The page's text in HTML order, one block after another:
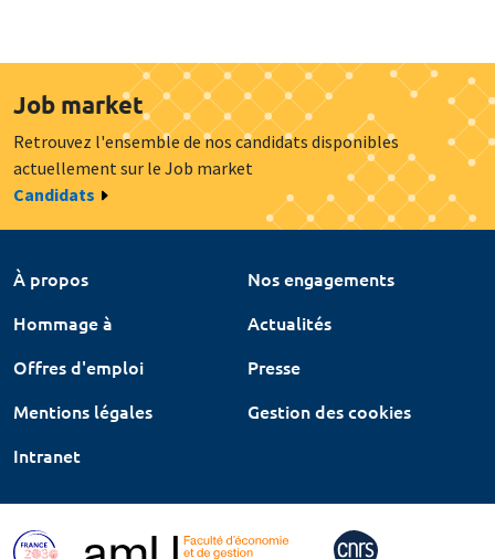
Job market
Retrouvez l'ensemble de nos candidats disponibles
actuellement sur le Job market
Candidats
À propos
Nos engagements
Hommage à
Actualités
Offres d'emploi
Presse
Mentions légales
Gestion des cookies
Intranet